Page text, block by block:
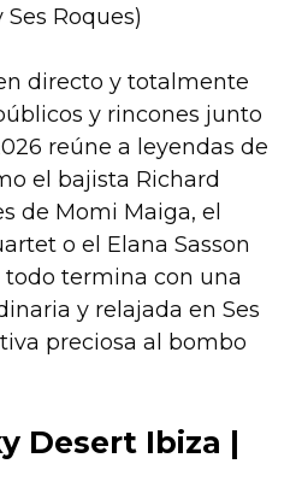
Roques)
directo y totalmente
y rincones junto
reúne a leyendas de
el bajista Richard
de Momi Maiga, el
o el Elana Sasson
termina con una
y relajada en Ses
preciosa al bombo
Desert Ibiza |